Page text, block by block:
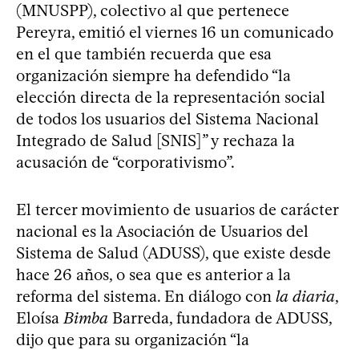
(MNUSPP), colectivo al que pertenece
Pereyra, emitió el viernes 16 un comunicado
en el que también recuerda que esa
organización siempre ha defendido “la
elección directa de la representación social
de todos los usuarios del Sistema Nacional
Integrado de Salud [SNIS]” y rechaza la
acusación de “corporativismo”.
El tercer movimiento de usuarios de carácter
nacional es la Asociación de Usuarios del
Sistema de Salud (ADUSS), que existe desde
hace 26 años, o sea que es anterior a la
reforma del sistema. En diálogo con la diaria,
EloísaBimba Barreda, fundadora de ADUSS,
dijo que para su organización “la